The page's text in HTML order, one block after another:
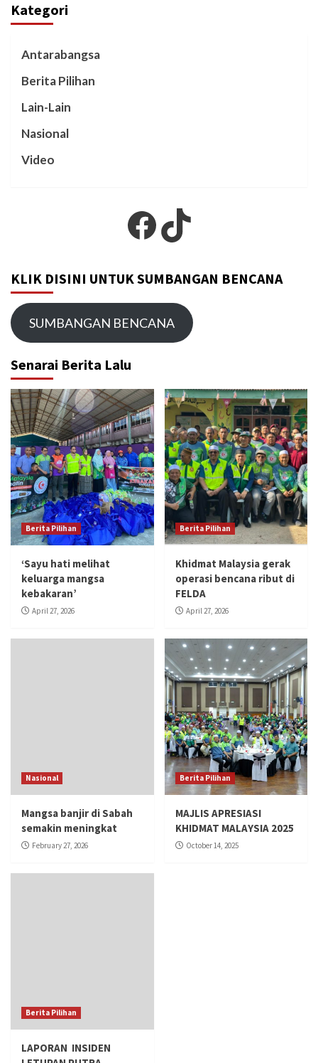
Kategori
Antarabangsa
Berita Pilihan
Lain-Lain
Nasional
Video
Facebook
TikTok
KLIK DISINI UNTUK SUMBANGAN BENCANA
SUMBANGAN BENCANA
Senarai Berita Lalu
Berita Pilihan
‘Sayu hati melihat
keluarga mangsa
kebakaran’
April 27, 2026
Berita Pilihan
Khidmat Malaysia gerak
operasi bencana ribut di
FELDA
April 27, 2026
Nasional
Mangsa banjir di Sabah
semakin meningkat
February 27, 2026
Berita Pilihan
MAJLIS APRESIASI
KHIDMAT MALAYSIA 2025
October 14, 2025
Berita Pilihan
LAPORAN INSIDEN